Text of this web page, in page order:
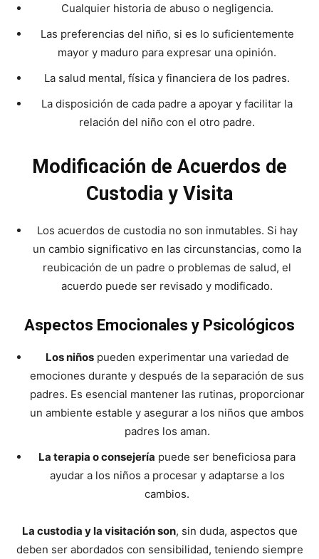
Cualquier historia de abuso o negligencia.
Las preferencias del niño, si es lo suficientemente
mayor y maduro para expresar una opinión.
La salud mental, física y financiera de los padres.
La disposición de cada padre a apoyar y facilitar la
relación del niño con el otro padre.
Modificación de Acuerdos de
Custodia y Visita
Los acuerdos de custodia no son inmutables. Si hay
un cambio significativo en las circunstancias, como la
reubicación de un padre o problemas de salud, el
acuerdo puede ser revisado y modificado.
Aspectos Emocionales y Psicológicos
Los niñospueden experimentar una variedad de
emociones durante y después de la separación de sus
padres. Es esencial mantener las rutinas, proporcionar
un ambiente estable y asegurar a los niños que ambos
padres los aman.
La terapia o consejería puede ser beneficiosa para
ayudar a los niños a procesar y adaptarse a los
cambios.
La custodia y la visitación son, sin duda, aspectos que
deben ser abordados con sensibilidad, teniendo siempre